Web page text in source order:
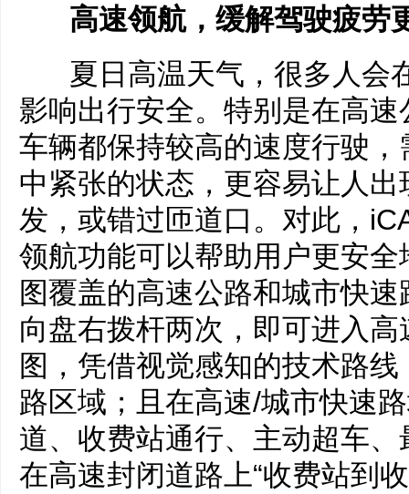
高速领航，缓解驾驶疲劳
夏日高温天气，很多人会
影响出行安全。特别是在高
车辆都保持较高的速度行驶
中紧张的状态，更容易让人
发，或错过匝道口。对此，
领航功能可以帮助用户更安
图覆盖的高速公路和城市快
向盘右拨杆两次，即可进入
图，凭借视觉感知的技术路
路区域；且在高速/城市快速
道、收费站通行、主动超车
在高速封闭道路上“收费站到